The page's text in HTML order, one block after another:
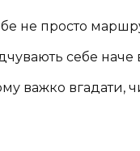
не просто
себе наче
важко вгадати,